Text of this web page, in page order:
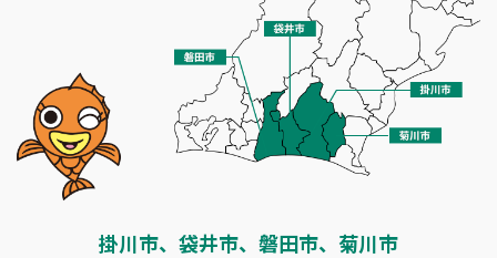
掛川市、袋井市、磐田市、菊川市